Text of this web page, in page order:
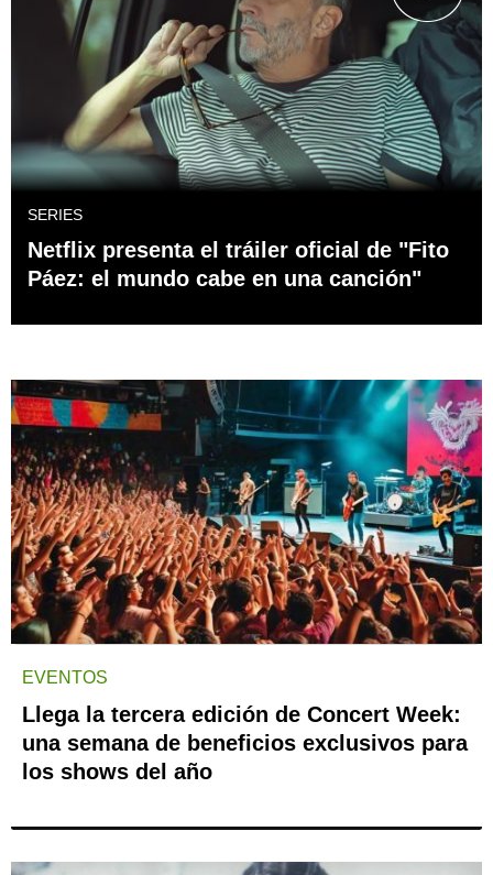
SERIES
Netflix presenta el tráiler oficial de "Fito
Páez: el mundo cabe en una canción"
EVENTOS
Llega la tercera edición de Concert Week:
una semana de beneficios exclusivos para
los shows del año